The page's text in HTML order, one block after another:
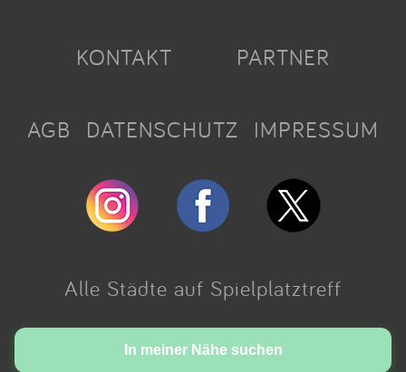
In meiner Nähe suchen
KONTAKT PARTNER
AGB DATENSCHUTZ IMPRESSUM
Alle Städte auf Spielplatztreff
Made with love in Cologne.